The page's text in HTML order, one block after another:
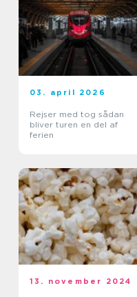
03. april 2026
Rejser med tog sådan
bliver turen en del af
ferien
13. november 2024